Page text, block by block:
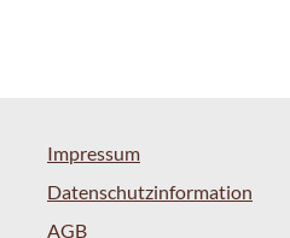
Impressum
Datenschutzinformation
AGB